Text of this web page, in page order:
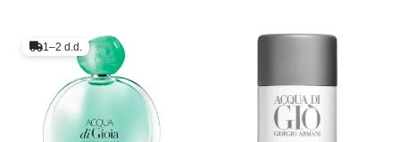
1–2 d.d.